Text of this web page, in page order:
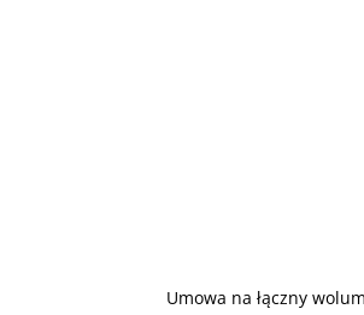
Umowa na łączny